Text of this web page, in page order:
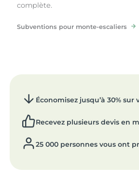
complète.
Subventions pour monte-escaliers
Économisez jusqu’à 30%
Recevez plusieurs devis en
25 000 personnes vous ont